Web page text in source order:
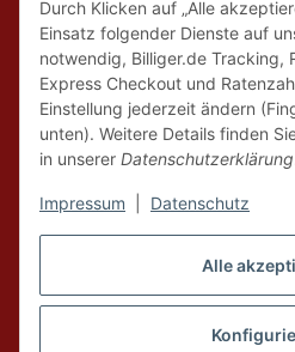
Alle
Durch Klicken auf „Alle
Einsatz folgender Dienste auf
notwendig, Billiger.de Tracking,
Express Checkout und
Einstellung jederzeit ändern
unten). Weitere Details finden
in unserer Datenschutzerklärung
Impressum Datenschutz
75378 Bad Liebenzell
Tel. Laden 07152-909493
Tel. Versandlager 07052-9344380
Vertrag
* Alle Preise inkl. gesetzlicher USt., zzgl.
Die angegebenen Preise sind Online-